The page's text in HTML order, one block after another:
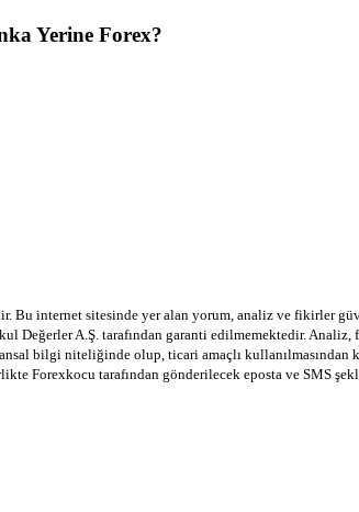
Yerine Forex?
Bu internet sitesinde yer alan yorum, analiz ve fikirler
A.Ş. tarafından garanti edilmemektedir.
bilgi niteliğinde olup, ticari amaçlı
Forexkocu tarafından gönderilecek eposta ve SMS